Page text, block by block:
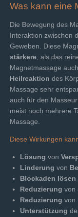
l
e
l
e
l
e
i
t
Was kann eine
Die Bewegung des
Interaktion zwischen
Geweben. Diese
stärkere , als das
Magnetmassage
Heilreaktion des
Massage sehr
auch für den
meist noch mehrere
Massage.
Diese Wirkungen
Lösung von
Linderung von
Blockaden lösen
Reduzierung von
Reduzierung von
Unterstützung